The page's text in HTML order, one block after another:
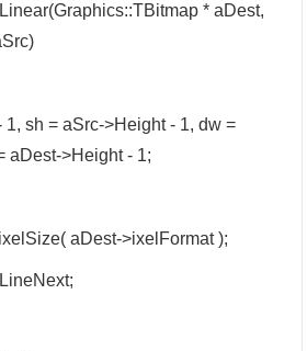
* aDest,
1, sh = aSrc->Height - 1, dw =
aDest->Height - 1;
aDest->ixelFormat );